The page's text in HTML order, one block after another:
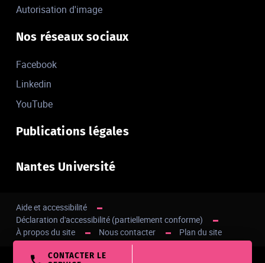
CONTACTER LE
Autorisation d'image
Nos réseaux sociaux
Facebook
Linkedin
YouTube
Publications légales
Nantes Université
Aide et accessibilité
Déclaration d'accessibilité (partiellement conforme)
À propos du site
Nous contacter Plan du site